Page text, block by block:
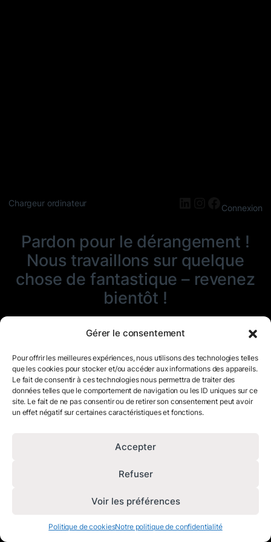
Gérer le consentement
Pour offrir les meilleures expériences, nous utilisons des technologies telles
que les cookies pour stocker et/ou accéder aux informations des appareils.
Le fait de consentir à ces technologies nous permettra de traiter des
données telles que le comportement de navigation ou les ID uniques sur ce
site. Le fait de ne pas consentir ou de retirer son consentement peut avoir
un effet négatif sur certaines caractéristiques et fonctions.
Accepter
Refuser
Voir les préférences
Politique de cookiesNotre politique de confidentialité
Chargeur ordinateur LinkedIn
Instagram
Connexion
Pardon pour le dérangement !
Nous travaillons sur quelque
chose de fantastique – revenez
bientôt !